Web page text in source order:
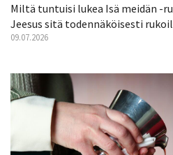
Miltä tuntuisi lukea Isä meidän -
Jeesus sitä todennäköisesti
09.07.2026